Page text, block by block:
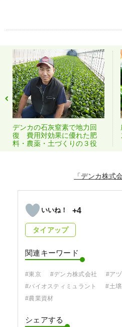
デンカの石灰窒素で地力回
復 費用対効果に優れた肥
料・農薬・土づくりの３役
「デンカ株式
+4
タイアップ
関連キーワード
#東京 #デンカ株式会社 #ア
#バイオスティミュラント
#土壌
#農業資材
シェアする